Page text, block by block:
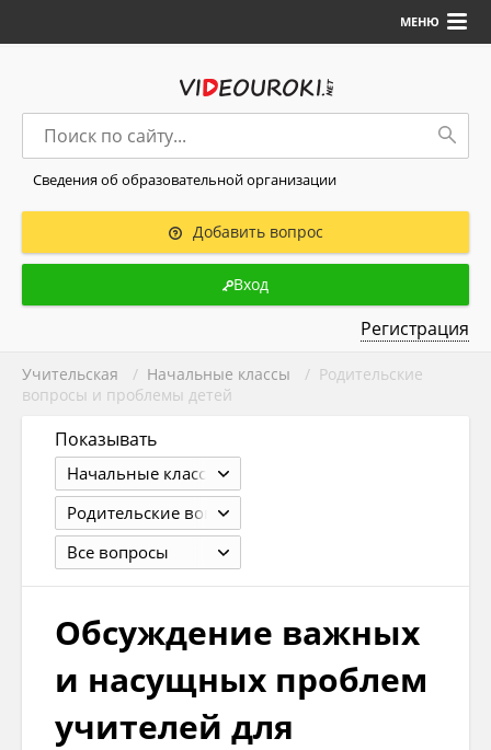
МЕНЮ
Сведения об образовательной организации
Добавить вопрос
Вход
Регистрация
Учительская / Начальные классы
/ Родительские
вопросы и проблемы детей
Показывать
Начальные классы
Родительские вопросы и проблемы детей
Все вопросы
Обсуждение важных
и насущных проблем
учителей для